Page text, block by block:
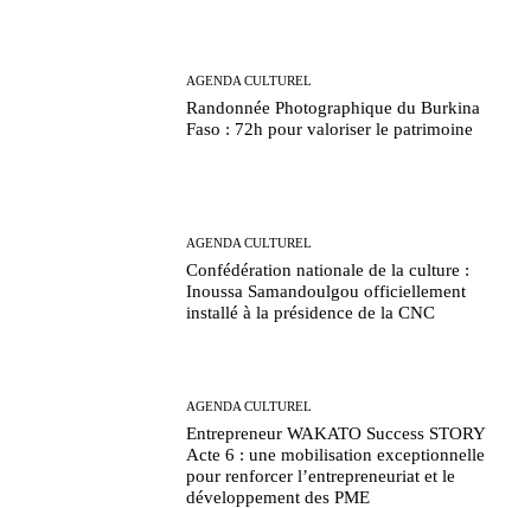
AGENDA CULTUREL
Randonnée Photographique du Burkina
Faso : 72h pour valoriser le patrimoine
AGENDA CULTUREL
Confédération nationale de la culture :
Inoussa Samandoulgou officiellement
installé à la présidence de la CNC
AGENDA CULTUREL
Entrepreneur WAKATO Success STORY
Acte 6 : une mobilisation exceptionnelle
pour renforcer l’entrepreneuriat et le
développement des PME